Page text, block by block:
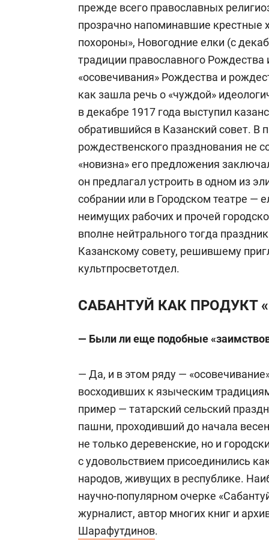
прежде всего православных
прозрачно напоминавшие крестные
похороны», Новогодние елки (с
традиции православного Рождества
«осовечивания» Рождества и
как зашла речь о «чуждой»
в декабре 1917 года выступил
обратившийся в Казанский совет. В
рождественского празднования не
«новизна» его предложения
он предлагал устроить в одном из
собрании или в Городском театре —
неимущих рабочих и прочей
вполне нейтрального тогда
Казанскому совету, решившему
культпросветотдел.
САБАНТУЙ КАК ПРОДУКТ
— Были ли еще подобные
— Да, и в этом ряду —
восходивших к языческим
пример — татарский сельский
пашни, проходивший до начала
не только деревенские, но и
с удовольствием присоединились
народов, живущих в республике.
научно-популярном очерке
журналист, автор многих книг и
Шарафутдинов.